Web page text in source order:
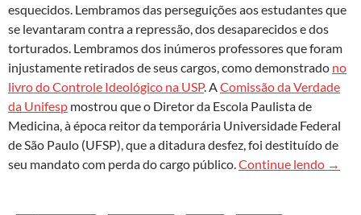
esquecidos. Lembramos das perseguições aos estudantes que
se levantaram contra a repressão, dos desaparecidos e dos
torturados. Lembramos dos inúmeros professores que foram
injustamente retirados de seus cargos, como demonstrado no
livro do Controle Ideológico na USP. AComissão da Verdade
da Unifesp mostrou que o Diretor da Escola Paulista de
Medicina, à época reitor da temporária Universidade Federal
de São Paulo (UFSP), que a ditadura desfez, foi destituído de
seu mandato com perda do cargo público.Continue lendo →